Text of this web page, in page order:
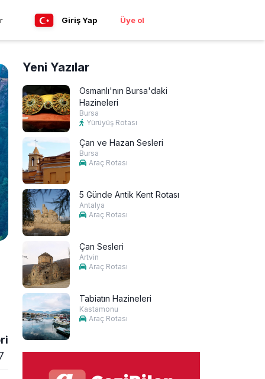
Giriş Yap Üye ol
Yeni Yazılar
Osmanlı'nın Bursa'daki
Hazineleri
Bursa
Yürüyüş Rotası
Çan ve Hazan Sesleri
Bursa
Araç Rotası
5 Günde Antik Kent Rotası
Antalya
Araç Rotası
Çan Sesleri
Artvin
Araç Rotası
Tabiatın Hazineleri
Kastamonu
Araç Rotası